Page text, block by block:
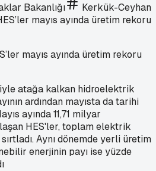
Bakanlığı Kerkük-Ceyhan
mayıs ayında üretim rekoru
atağa kalkan hidroelektrik
ardından mayısta da tarihi
ayında 11,71 milyar
HES'ler, toplam elektrik
Aynı dönemde yerli üretim
enerjinin payı ise yüzde